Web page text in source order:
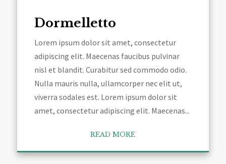
Dormelletto
Lorem ipsum dolor sit amet, consectetur
adipiscing elit. Maecenas faucibus pulvinar
nisl et blandit. Curabitur sed commodo odio.
Nulla mauris nulla, ullamcorper nec elit ut,
viverra sodales est. Lorem ipsum dolor sit
amet, consectetur adipiscing elit. Maecenas...
READ MORE